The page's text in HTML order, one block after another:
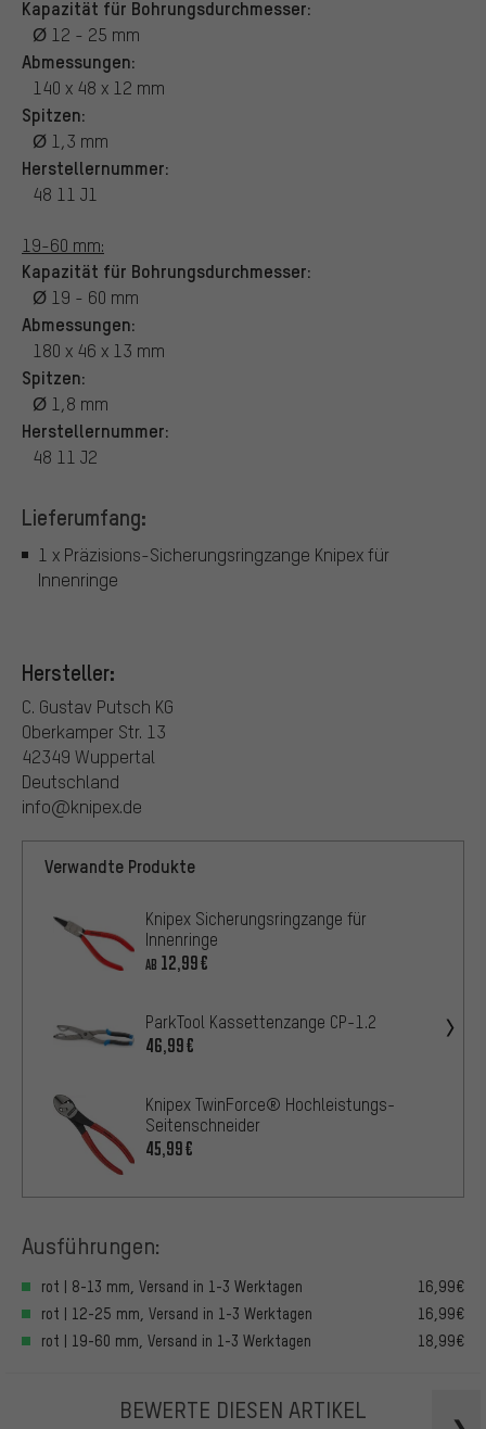
Kapazität für Bohrungsdurchmesser:
Ø 12 - 25 mm
Abmessungen:
140 x 48 x 12 mm
Spitzen:
Ø 1,3 mm
Herstellernummer:
48 11 J1
19-60 mm:
Kapazität für Bohrungsdurchmesser:
Ø 19 - 60 mm
Abmessungen:
180 x 46 x 13 mm
Spitzen:
Ø 1,8 mm
Herstellernummer:
48 11 J2
Lieferumfang:
1 x Präzisions-Sicherungsringzange Knipex für
Innenringe
Hersteller:
C. Gustav Putsch KG
Oberkamper Str. 13
42349 Wuppertal
Deutschland
info@knipex.de
Verwandte Produkte
Knipex Sicherungsringzange für
Innenringe
AB 12,99€
ParkTool Kassettenzange CP-1.2
46,99€
Knipex TwinForce® Hochleistungs-
Seitenschneider
45,99€
Ausführungen:
rot | 8-13 mm, Versand in 1-3 Werktagen
16,99€
rot | 12-25 mm, Versand in 1-3 Werktagen
16,99€
rot | 19-60 mm, Versand in 1-3 Werktagen
18,99€
BEWERTE DIESEN ARTIKEL